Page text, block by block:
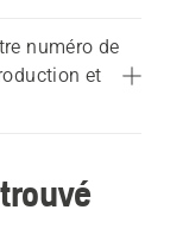
numéro de
et